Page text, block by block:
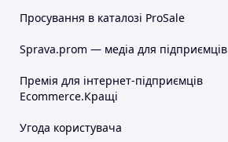
Просування в каталозі ProSale
Sprava.prom — медіа для підприємців
Премія для інтернет-підприємців
Ecommerce.Кращі
Угода користувача